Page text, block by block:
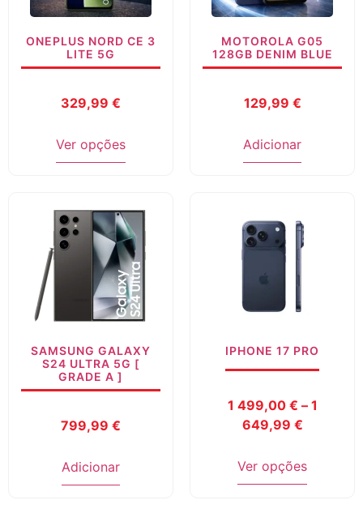
ONEPLUS NORD CE 3
LITE 5G
329,99 €
Ver opções
MOTOROLA G05
128GB DENIM BLUE
129,99 €
Adicionar
SAMSUNG GALAXY
S24 ULTRA 5G [
GRADE A ]
799,99 €
Adicionar
IPHONE 17 PRO
1 499,00 € – 1
649,99 €
Ver opções